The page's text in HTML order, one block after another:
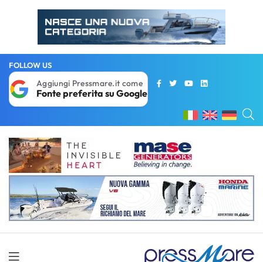
FOLLOW US
Aggiungi Pressmare.it come
Fonte preferita su Google